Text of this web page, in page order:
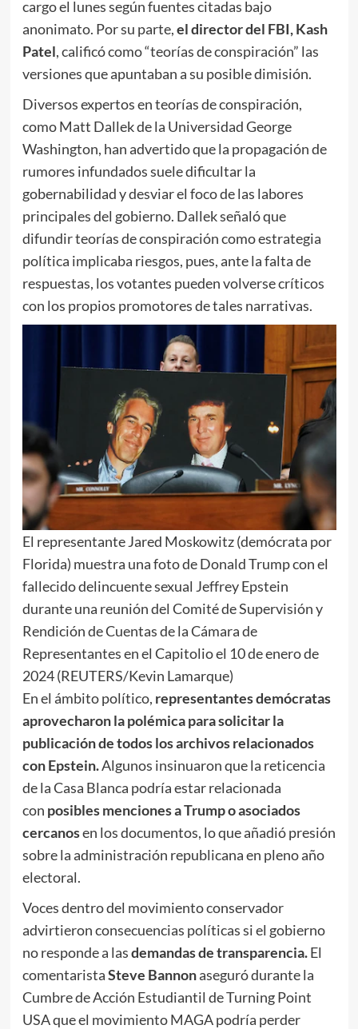
cargo el lunes según fuentes citadas bajo
anonimato. Por su parte,el director del FBI, Kash
Patel, calificó como “teorías de conspiración” las
versiones que apuntaban a su posible dimisión.
Diversos expertos en teorías de conspiración,
como Matt Dallek de la Universidad George
Washington, han advertido que la propagación de
rumores infundados suele dificultar la
gobernabilidad y desviar el foco de las labores
principales del gobierno. Dallek señaló que
difundir teorías de conspiración como estrategia
política implicaba riesgos, pues, ante la falta de
respuestas, los votantes pueden volverse críticos
con los propios promotores de tales narrativas.
El representante Jared Moskowitz (demócrata por
Florida) muestra una foto de Donald Trump con el
fallecido delincuente sexual Jeffrey Epstein
durante una reunión del Comité de Supervisión y
Rendición de Cuentas de la Cámara de
Representantes en el Capitolio el 10 de enero de
2024 (REUTERS/Kevin Lamarque)
En el ámbito político, representantes demócratas
aprovecharon la polémica para solicitar la
publicación de todos los archivos relacionados
con Epstein.Algunos insinuaron que la reticencia
de la Casa Blanca podría estar relacionada
con posibles menciones a Trump o asociados
cercanosen los documentos, lo que añadió presión
sobre la administración republicana en pleno año
electoral.
Voces dentro del movimiento conservador
advirtieron consecuencias políticas si el gobierno
no responde a lasdemandas de transparencia.El
comentaristaSteve Bannonaseguró durante la
Cumbre de Acción Estudiantil de Turning Point
USA que el movimiento MAGA podría perder